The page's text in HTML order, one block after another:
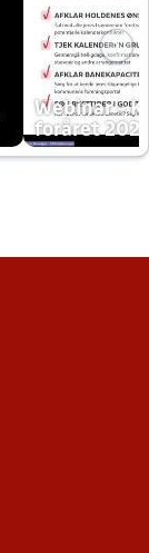
Webinar -
foråret